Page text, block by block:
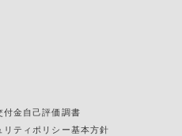
金自己評価調書
ティポリシー基本方針